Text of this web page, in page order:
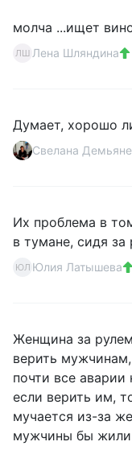
молча ...ищет
ЛШ Лена Шляндина
Думает, хорошо
Свелана
Их проблема в
в тумане, сидя за
ЮЛ Юлия Латышева
Женщина за
верить
почти все
если верить им,
мучается из-за
мужчины бы